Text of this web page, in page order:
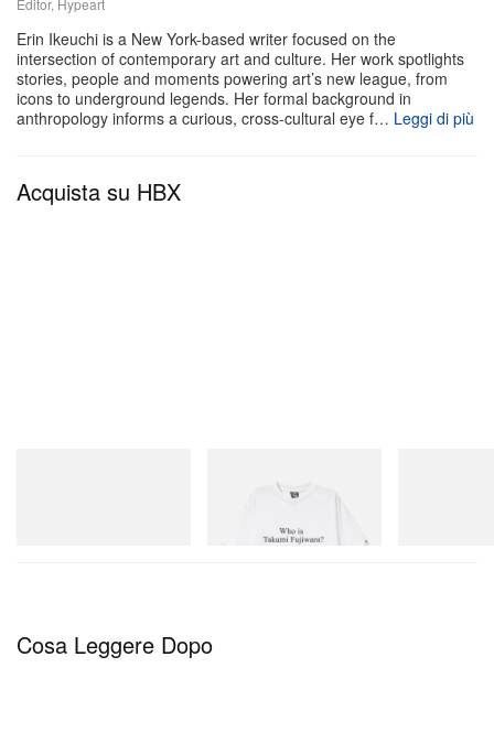
fugaci perché ce ne accorgiamo.
«Tenerezza e solitudine, sollievo e ansia non sono
emozioni separate, ma due facce della stessa
giornata», scrive CON_ in una nota sulla mostra.
cambio di prospettiva [...] si estende
to make today lovely, too
Editor, Hypeart
Erin Ikeuchi is a New York-based writer focused on the
intersection of contemporary art and culture. Her work spotlights
stories, people and moments powering art’s new league, from
icons to underground legends. Her formal background in
anthropology informs a curious, cross-cultural eye f… Leggi di più
Acquista su HBX
Billionaire Boys Club X Initial
D Cotton T-Shirt 3
Acquista ora
Cosa Leggere Dopo